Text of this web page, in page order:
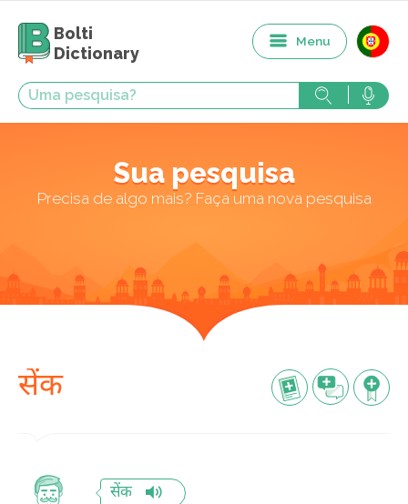
Bolti
Dictionary
Menu
Sua pesquisa
Precisa de algo mais? Faça uma nova pesquisa
सेंक
सेंक